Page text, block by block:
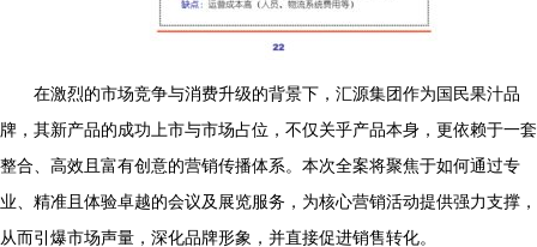
在激烈的市场竞争与消费升级的背景下，汇源集团作为国民果汁品
牌，其新产品的成功上市与市场占位，不仅关乎产品本身，更依赖于一套
整合、高效且富有创意的营销传播体系。本次全案将聚焦于如何通过专
业、精准且体验卓越的会议及展览服务，为核心营销活动提供强力支撑，
从而引爆市场声量，深化品牌形象，并直接促进销售转化。